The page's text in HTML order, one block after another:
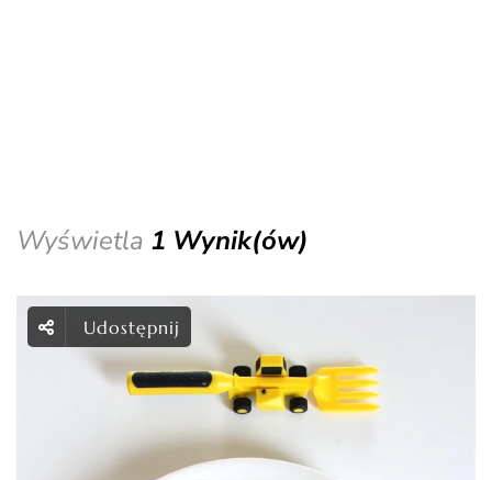
Wyświetla 1 Wynik(ów)
Udostępnij